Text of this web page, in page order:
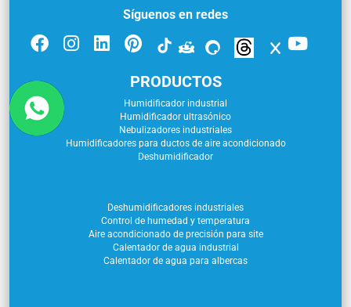
Síguenos en redes
PRODUCTOS
Humidificador industrial
Humidificador ultrasónico
Nebulizadores industriales
Humidificadores para ductos de aire acondicionado
Deshumidificador
Deshumidificadores industriales
Control de humedad y temperatura
Aire acondicionado de precisión para site
Calentador de agua industrial
Calentador de agua para albercas